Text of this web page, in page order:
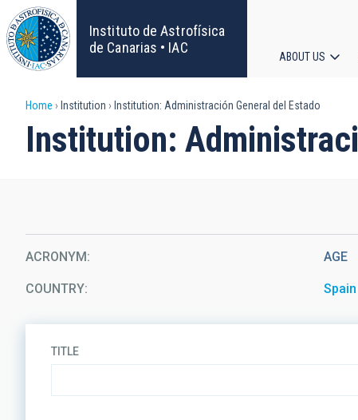
Skip
to
main
content
Instituto de Astrofísica
de Canarias • IAC
ABOUT US
Breadcrumb
Home Institution Institution: Administración General del Estado
Institution:
ACRONYM AGE
COUNTRY Spain
TITLE